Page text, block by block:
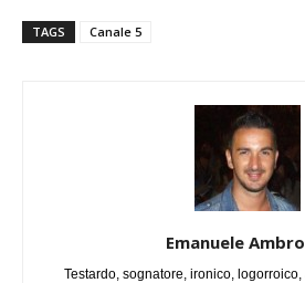
TAGS Canale 5
Emanuele
Testardo, sognatore, ironico,